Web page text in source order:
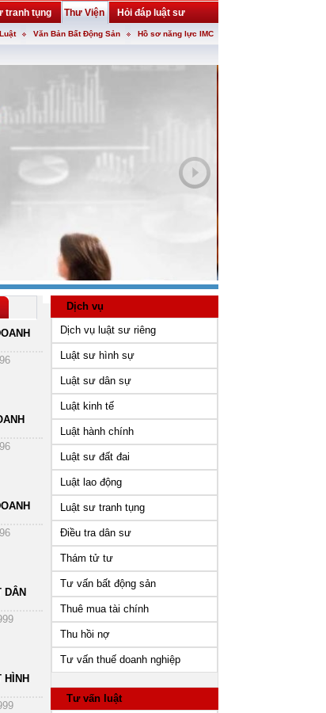
tranh tụng Thư Viện Hỏi đáp luật sư
Văn Bản Bất Động Sản Hồ sơ năng lực IMC
DÂN
HÌNH
Dịch vụ
Dịch vụ luật sư riêng
Luật sư hình sự
Luật sư dân sự
Luật kinh tế
Luật hành chính
Luật sư đất đai
Luật lao động
Luật sư tranh tụng
Điều tra dân sư
Thám tử tư
Tư vấn bất động sản
Thuê mua tài chính
Thu hồi nợ
Tư vấn thuế doanh nghiệp
Tư vấn luật